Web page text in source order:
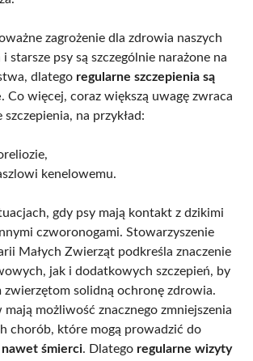
zagrożenie dla zdrowia naszych
starsze psy są szczególnie narażone na
dlatego regularne szczepienia są
. Co więcej, coraz większą uwagę zwraca
na przykład:
kenelowemu.
gdy psy mają kontakt z dzikimi
czworonogami. Stowarzyszenie
Małych Zwierząt podkreśla znaczenie
jak i dodatkowych szczepień, by
zwierzętom solidną ochronę zdrowia.
mają możliwość znacznego zmniejszenia
chorób, które mogą prowadzić do
nawet śmierci. Dlatego regularne wizyty